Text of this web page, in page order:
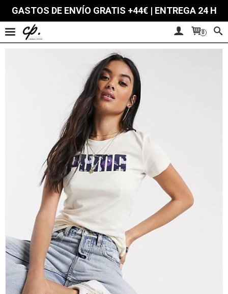
GASTOS DE ENVÍO GRATIS +44€ | ENTREGA 24 H
0